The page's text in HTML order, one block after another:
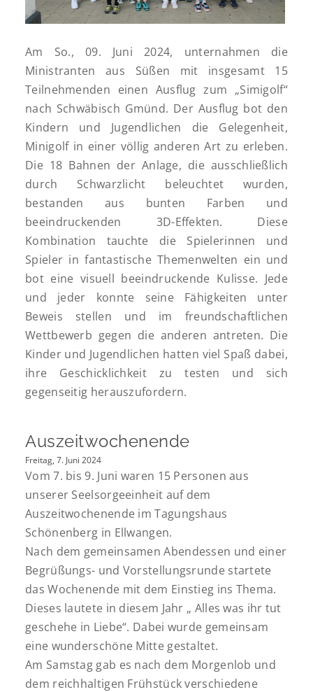
Am So., 09. Juni 2024, unternahmen die
Ministranten aus Süßen mit insgesamt 15
Teilnehmenden einen Ausflug zum „Simigolf“
nach Schwäbisch Gmünd. Der Ausflug bot den
Kindern und Jugendlichen die Gelegenheit,
Minigolf in einer völlig anderen Art zu erleben.
Die 18 Bahnen der Anlage, die ausschließlich
durch Schwarzlicht beleuchtet wurden,
bestanden aus bunten Farben und
beeindruckenden 3D-Effekten. Diese
Kombination tauchte die Spielerinnen und
Spieler in fantastische Themenwelten ein und
bot eine visuell beeindruckende Kulisse. Jede
und jeder konnte seine Fähigkeiten unter
Beweis stellen und im freundschaftlichen
Wettbewerb gegen die anderen antreten. Die
Kinder und Jugendlichen hatten viel Spaß dabei,
ihre Geschicklichkeit zu testen und sich
gegenseitig herauszufordern.
Auszeitwochenende
Freitag, 7. Juni 2024
Vom 7. bis 9. Juni waren 15 Personen aus
unserer Seelsorgeeinheit auf dem
Auszeitwochenende im Tagungshaus
Schönenberg in Ellwangen.
Nach dem gemeinsamen Abendessen und einer
Begrüßungs- und Vorstellungsrunde startete
das Wochenende mit dem Einstieg ins Thema.
Dieses lautete in diesem Jahr „ Alles was ihr tut
geschehe in Liebe“. Dabei wurde gemeinsam
eine wunderschöne Mitte gestaltet.
Am Samstag gab es nach dem Morgenlob und
dem reichhaltigen Frühstück verschiedene